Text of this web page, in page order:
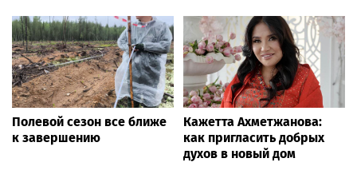
Полевой сезон все ближе
к завершению
Кажетта Ахметжанова:
как пригласить добрых
духов в новый дом